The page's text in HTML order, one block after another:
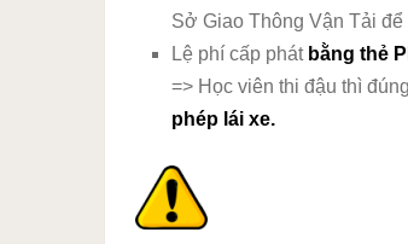
Sở Giao Thông Vận Tải
Lệ phí cấp phát bằng thẻ
=> Học viên thi đậu thì
phép lái xe.